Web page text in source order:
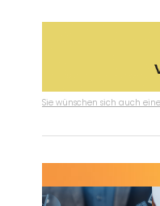
Sie wünschen sich auch